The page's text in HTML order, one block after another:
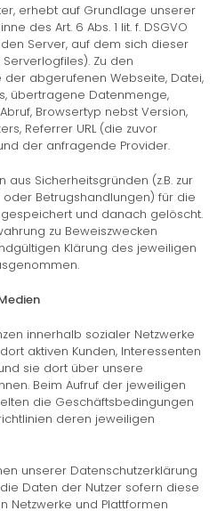
erhebt auf Grundlage unserer
des Art. 6 Abs. 1 lit. f. DSGVO
Server, auf dem sich dieser
Zu den
abgerufenen Webseite, Datei,
übertragene Datenmenge,
Browsertyp nebst Version,
Referrer URL (die zuvor
der anfragende Provider.
Sicherheitsgründen (z.B. zur
Betrugshandlungen) für die
und danach gelöscht.
zu Beweiszwecken
Klärung des jeweiligen
innerhalb sozialer Netzwerke
aktiven Kunden, Interessenten
sie dort über unsere
Beim Aufruf der jeweiligen
die Geschäftsbedingungen
deren jeweiligen
unserer Datenschutzerklärung
Daten der Nutzer sofern diese
Netzwerke und Plattformen